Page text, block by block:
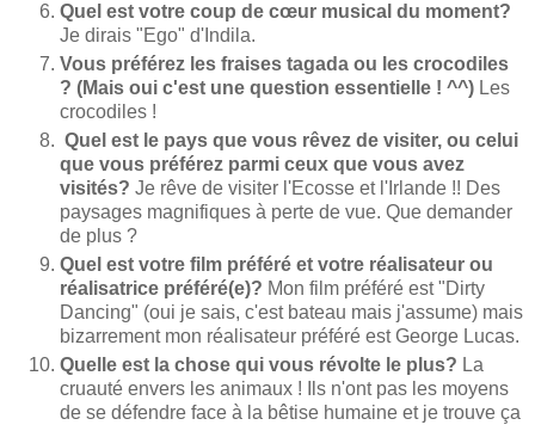
Quel est votre coup de cœur musical du moment?
Je dirais "Ego" d'Indila.
Vous préférez les fraises tagada ou les crocodiles
? (Mais oui c'est une question essentielle ! ^^) Les
crocodiles !
Quel est le pays que vous rêvez de visiter, ou celui
que vous préférez parmi ceux que vous avez
visités? Je rêve de visiter l'Ecosse et l'Irlande !! Des
paysages magnifiques à perte de vue. Que demander
de plus ?
Quel est votre film préféré et votre réalisateur ou
réalisatrice préféré(e)? Mon film préféré est "Dirty
Dancing" (oui je sais, c'est bateau mais j'assume) mais
bizarrement mon réalisateur préféré est George Lucas.
Quelle est la chose qui vous révolte le plus? La
cruauté envers les animaux ! Ils n'ont pas les moyens
de se défendre face à la bêtise humaine et je trouve ça